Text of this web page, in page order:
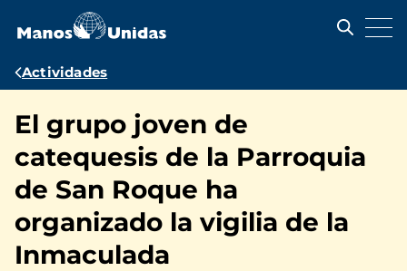
contenido
Ruta
navegación
Actividades
El grupo joven de
catequesis de la Parroquia
de San Roque ha
organizado la vigilia de la
Inmaculada